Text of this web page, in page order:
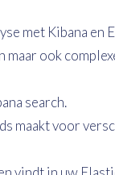
met Kibana
maar ook
search.
maakt voor